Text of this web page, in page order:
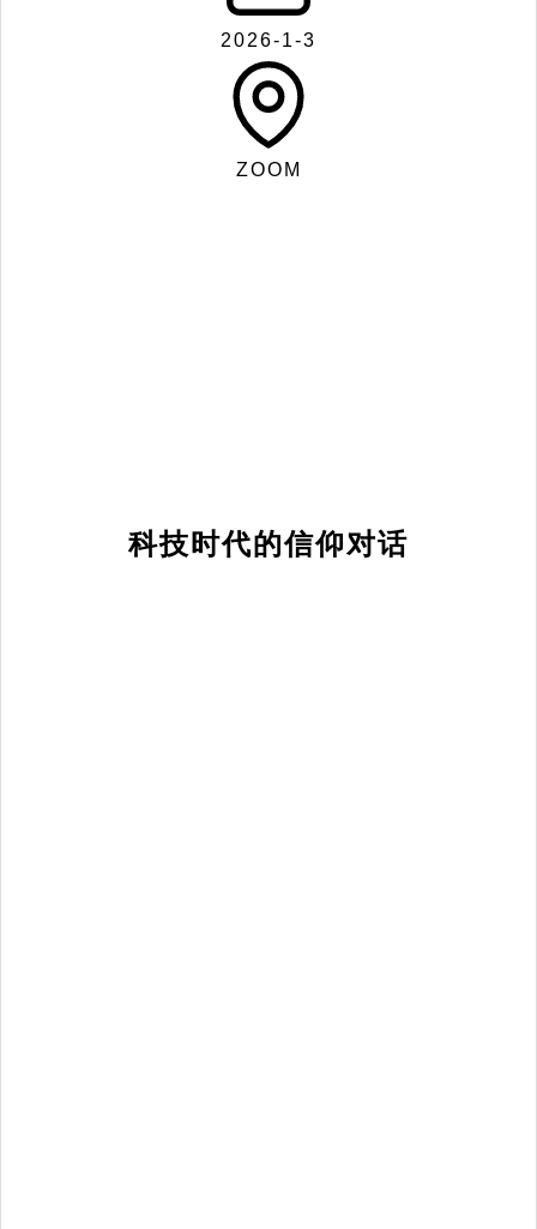
2026-1-3
ZOOM
科技时代的信仰对话